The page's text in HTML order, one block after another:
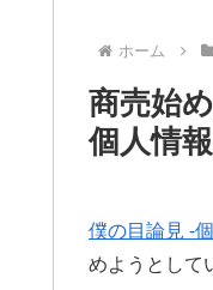
ホーム
商売始
個人情
僕の目論見 -
めようとして